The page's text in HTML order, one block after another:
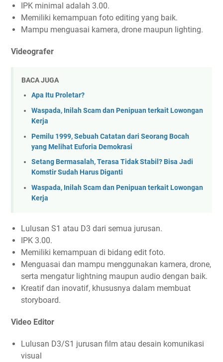
IPK minimal adalah 3.00.
Memiliki kemampuan foto editing yang baik.
Mampu menguasai kamera, drone maupun lighting.
Videografer
BACA JUGA
Apa Itu Proletar?
Waspada, Inilah Scam dan Penipuan terkait Lowongan
Kerja
Pemilu 1999, Sebuah Catatan dari Seorang Bocah
yang Melihat Euforia Demokrasi
Setang Bermasalah, Terasa Tidak Stabil? Bisa Jadi
Komstir Sudah Harus Diganti
Waspada, Inilah Scam dan Penipuan terkait Lowongan
Kerja
Lulusan S1 atau D3 dari semua jurusan.
IPK 3.00.
Memiliki kemampuan di bidang edit foto.
Menguasai dan mampu menggunakan kamera, drone,
serta mengatur lightning maupun audio dengan baik.
Kreatif dan inovatif, khususnya dalam membuat
storyboard.
Video Editor
Lulusan D3/S1 jurusan film atau desain komunikasi
visual